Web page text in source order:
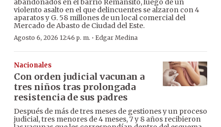
abandonados en el barrio Remansito, luego de un
violento asalto en el que delincuentes se alzaron con 4
aparatos y G. 58 millones de un local comercial del
Mercado de Abasto de Ciudad del Este.
Agosto 6, 2026 12:46 p. m. · Edgar Medina
Nacionales
Con orden judicial vacunan a
tres niños tras prolongada
resistencia de sus padres
Después de más de tres meses de gestiones y un proceso
judicial, tres menores de 4 meses, 7 y 8 años recibieron